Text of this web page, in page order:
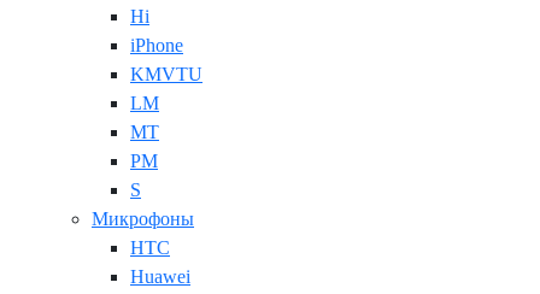
Hi
iPhone
KMVTU
LM
MT
PM
S
Микрофоны
HTC
Huawei